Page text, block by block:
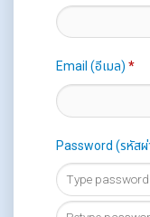
Email (อีเมล)*
Password (รหัส